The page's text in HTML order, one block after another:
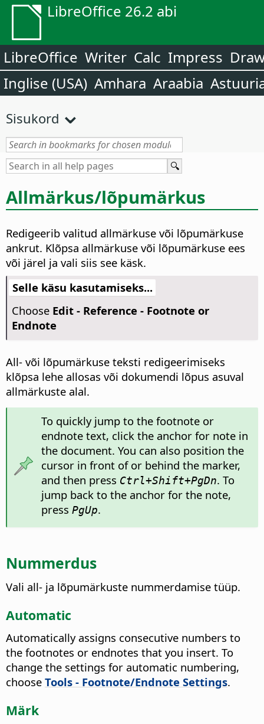
LibreOffice 26.2 abi
LibreOffice Writer Calc Impress
Inglise (USA) Amhara Araabia
Sisukord
Allmärkus/lõpumärkus
Redigeerib valitud allmärkuse või lõpumärkuse
ankrut. Klõpsa allmärkuse või lõpumärkuse ees
või järel ja vali siis see käsk.
Selle käsu kasutamiseks...
Choose Edit - Reference - Footnote or
Endnote
All- või lõpumärkuse teksti redigeerimiseks
klõpsa lehe allosas või dokumendi lõpus asuval
allmärkuste alal.
To quickly jump to the footnote or
endnote text, click the anchor for note in
the document. You can also position the
cursor in front of or behind the marker,
and then press Ctrl+Shift+PgDn. To
jump back to the anchor for the note,
press PgUp.
Nummerdus
Vali all- ja lõpumärkuste nummerdamise tüüp.
Automatic
Automatically assigns consecutive numbers to
the footnotes or endnotes that you insert. To
change the settings for automatic numbering,
choose Tools - Footnote/Endnote Settings.
Märk